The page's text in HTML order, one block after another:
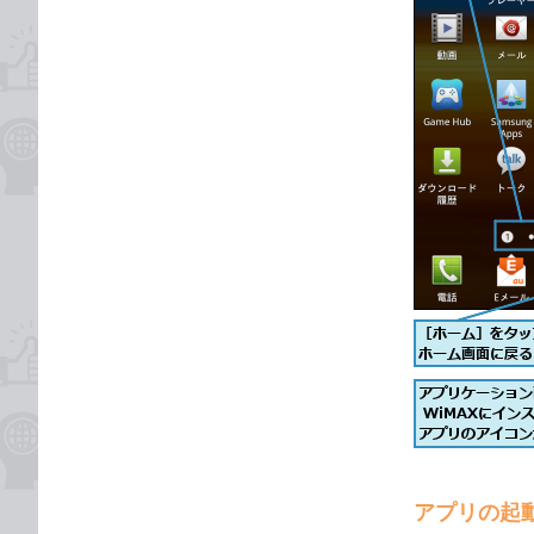
アプリの起